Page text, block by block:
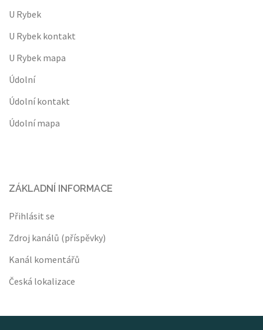
U Rybek
U Rybek kontakt
U Rybek mapa
Údolní
Údolní kontakt
Údolní mapa
ZÁKLADNÍ INFORMACE
Přihlásit se
Zdroj kanálů (příspěvky)
Kanál komentářů
Česká lokalizace